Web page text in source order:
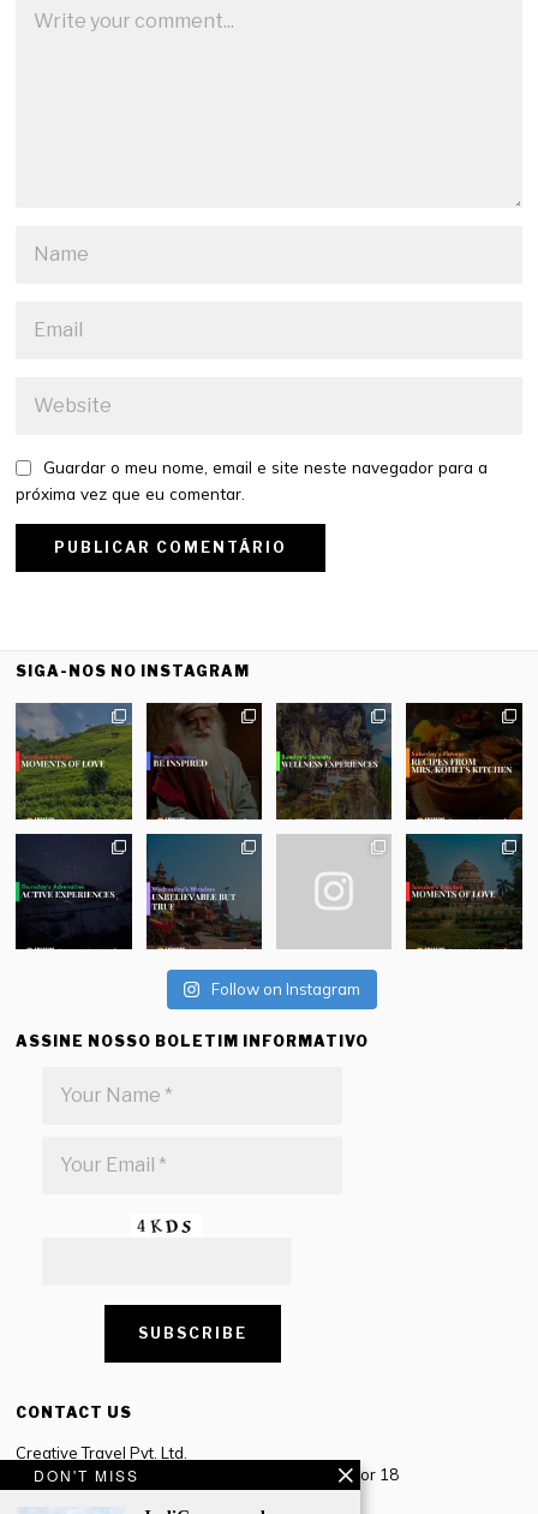
Guardar o meu nome, email e site neste navegador para a
próxima vez que eu comentar.
SIGA-NOS NO INSTAGRAM
Follow on Instagram
ASSINE NOSSO BOLETIM INFORMATIVO
CONTACT US
Creative Travel Pvt. Ltd.
Creative Plaza, 283 Udyog Vihar Phase 2, Sector 18
Gurugram, Haryana – 122016, India
DON'T MISS